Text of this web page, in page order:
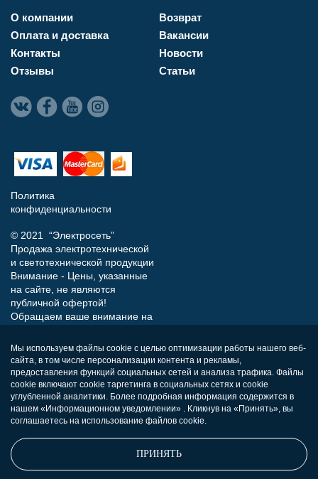
О компании
Оплата и доставка
Контакты
Отзывы
Возврат
Вакансии
Новости
Статьи
Политика
конфиденциальности
© 2021 “Электросеть”
Продажа электротехнической
и светотехнической продукции
Внимание - Цены, указанные
на сайте, не являются
публичной офертой!
Обращаем ваше внимание на
носит исключительно
информационный характер и
ни при каких условиях не
является публичной офертой,
определяемой положениями
Статьи 437 (п.2) Гражданского
кодекса РФ.
Мы используем файлы cookie с целью оптимизации работы нашего веб-
сайта, в том числе персонализации контента и рекламы,
предоставления функций социальных сетей и анализа трафика. Файлы
cookie включают cookie таргетинга в социальных сетях и cookie
углубленной аналитики. Более подробная информация содержится в
нашем «Информационном уведомлении» . Кликнув на «Принять», вы
соглашаетесь на использование файлов cookie.
ПРИНЯТЬ